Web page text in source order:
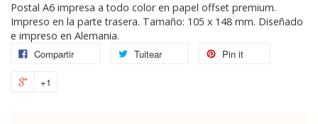
Postal A6 impresa a todo color en papel offset premium.
Impreso en la parte trasera. Tamaño: 105 x 148 mm. Diseñado
e impreso en Alemania.
Compartir
Tuitear Pin it
+1